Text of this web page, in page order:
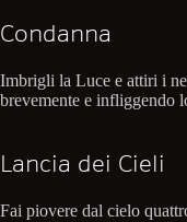
Condanna
Imbrigli la Luce e attiri i
brevemente e infliggendo
Lancia dei Cieli
Fai piovere dal cielo